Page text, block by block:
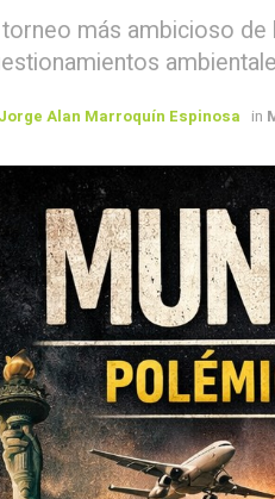
torneo más ambicioso
Jorge Alan Marroquín Espinosa in